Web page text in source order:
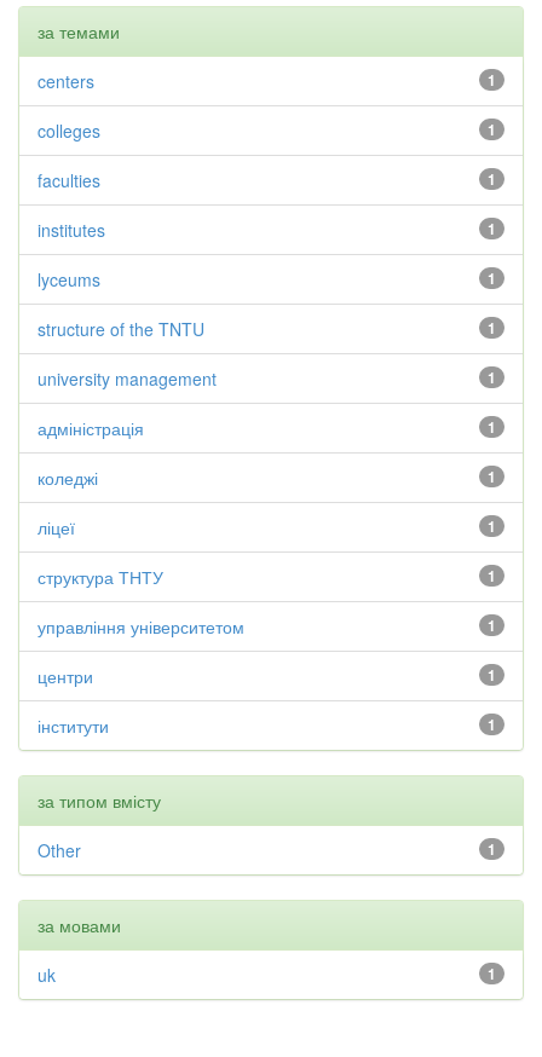
за темами
1
centers
1
colleges
1
faculties
1
institutes
1
lyceums
1
structure of the TNTU
1
university management
1
адміністрація
1
коледжі
1
ліцеї
1
структура ТНТУ
1
управління університетом
1
центри
1
інститути
за типом вмісту
1
Other
за мовами
1
uk